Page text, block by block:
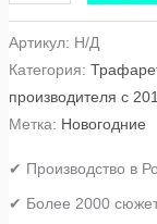
Артикул: Н/Д
Категория:
производителя с
Метка: Новогодние
✔ Производство в
✔ Более 2000